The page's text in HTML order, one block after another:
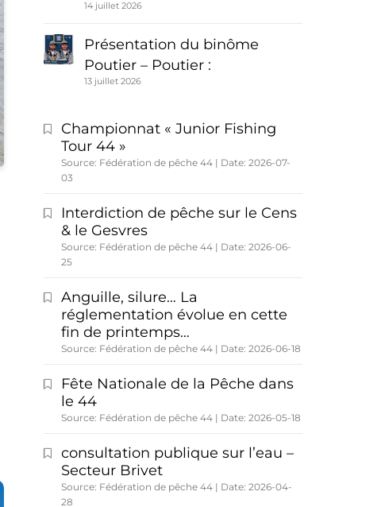
14 juillet 2026
Présentation du binôme
Poutier – Poutier :
13 juillet 2026
Championnat « Junior Fishing
Tour 44 »
Source: Fédération de pêche 44
Date: 2026-07-
03
Interdiction de pêche sur le Cens
& le Gesvres
Source: Fédération de pêche 44
Date: 2026-06-
25
Anguille, silure… La
réglementation évolue en cette
fin de printemps…
Source: Fédération de pêche 44 Date: 2026-06-18
Fête Nationale de la Pêche dans
le 44
Source: Fédération de pêche 44 Date: 2026-05-18
consultation publique sur l’eau –
Secteur Brivet
Source: Fédération de pêche 44
Date: 2026-04-
28